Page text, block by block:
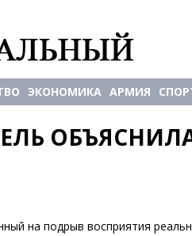
ЭКОНОМИКА АРМИЯ
на подрыв восприятия